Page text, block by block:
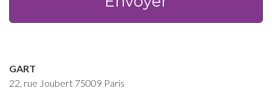
GART
22, rue Joubert 75009 Paris